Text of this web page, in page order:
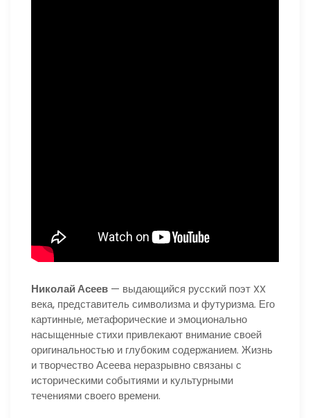
Николай Асеев — выдающийся русский поэт XX
века, представитель символизма и футуризма. Его
картинные, метафорические и эмоционально
насыщенные стихи привлекают внимание своей
оригинальностью и глубоким содержанием. Жизнь
и творчество Асеева неразрывно связаны с
историческими событиями и культурными
течениями своего времени.